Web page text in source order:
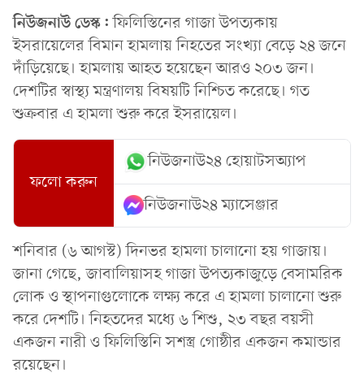
নিউজনাউ ডেস্ক:ফিলিস্তিনের গাজা উপত্যকায়
ইসরায়েলের বিমান হামলায় নিহতের সংখ্যা বেড়ে ২৪ জনে
দাঁড়িয়েছে। হামলায় আহত হয়েছেন আরও ২০৩ জন।
দেশটির স্বাস্থ্য মন্ত্রণালয় বিষয়টি নিশ্চিত করেছে। গত
শুক্রবার এ হামলা শুরু করে ইসরায়েল।
ফলো করুন
নিউজনাউ২৪ হোয়াটসঅ্যাপ
নিউজনাউ২৪ ম্যাসেঞ্জার
শনিবার (৬ আগস্ট) দিনভর হামলা চালানো হয় গাজায়।
জানা গেছে, জাবালিয়াসহ গাজা উপত্যকাজুড়ে বেসামরিক
লোক ও স্থাপনাগুলোকে লক্ষ্য করে এ হামলা চালানো শুরু
করে দেশটি। নিহতদের মধ্যে ৬ শিশু, ২৩ বছর বয়সী
একজন নারী ও ফিলিস্তিনি সশস্ত্র গোষ্ঠীর একজন কমান্ডার
রয়েছেন।